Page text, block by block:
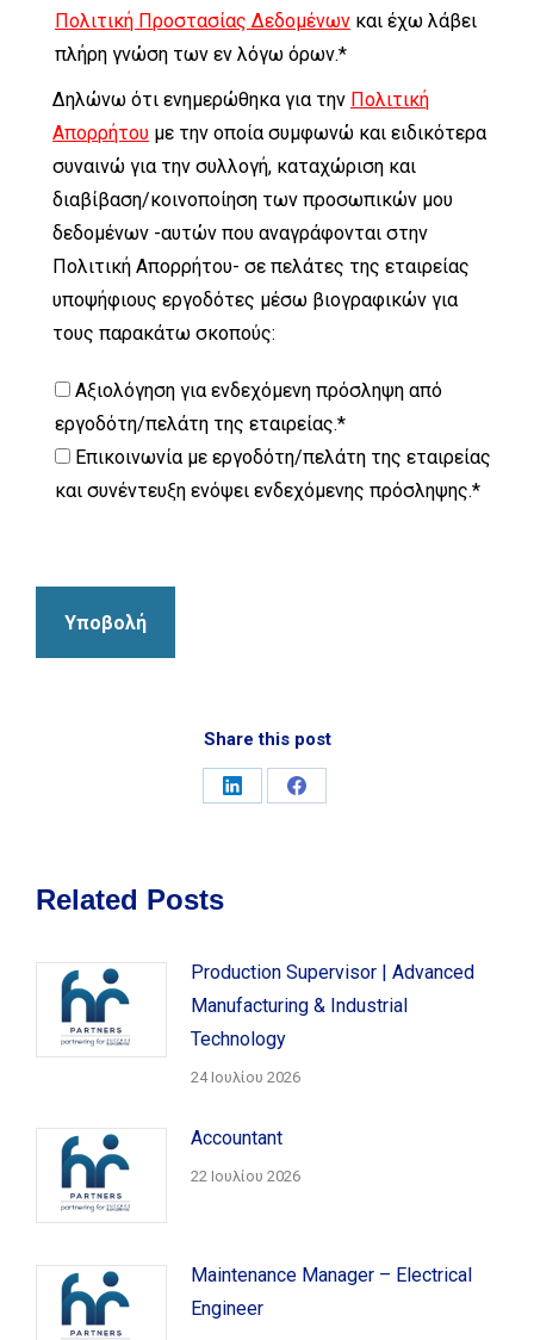
Πολιτική Προστασίας Δεδομένων και έχω λάβει
πλήρη γνώση των εν λόγω όρων.*
Δηλώνω ότι ενημερώθηκα για την Πολιτική
Απορρήτου με την οποία συμφωνώ και ειδικότερα
συναινώ για την συλλογή, καταχώριση και
διαβίβαση/κοινοποίηση των προσωπικών μου
δεδομένων -αυτών που αναγράφονται στην
Πολιτική Απορρήτου- σε πελάτες της εταιρείας
υποψήφιους εργοδότες μέσω βιογραφικών για
τους παρακάτω σκοπούς:
Αξιολόγηση για ενδεχόμενη πρόσληψη από
εργοδότη/πελάτη της εταιρείας.*
Επικοινωνία με εργοδότη/πελάτη της εταιρείας
και συνέντευξη ενόψει ενδεχόμενης πρόσληψης.*
Share this post
Share
Share
Related Posts
Production Supervisor | Advanced
Manufacturing & Industrial
Technology
24 Ιουλίου 2026
Accountant
22 Ιουλίου 2026
Maintenance Manager – Electrical
Engineer